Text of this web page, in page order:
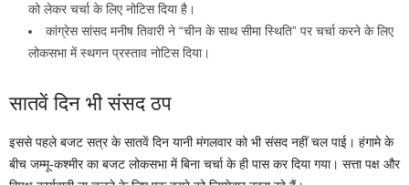
को लेकर चर्चा के लिए नोटिस दिया है।
कांग्रेस सांसद मनीष तिवारी ने “चीन के साथ सीमा स्थिति” पर चर्चा करने के लिए
लोकसभा में स्थगन प्रस्ताव नोटिस दिया।
सातवें दिन भी संसद ठप
इससे पहले बजट सत्र के सातवें दिन यानी मंगलवार को भी संसद नहीं चल पाई। हंगामे के
बीच जम्मू-कश्मीर का बजट लोकसभा में बिना चर्चा के ही पास कर दिया गया। सत्ता पक्ष और